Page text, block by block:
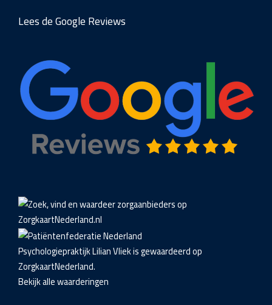
Lees de Google Reviews
Psychologiepraktijk Lilian Vliekis gewaardeerd op
ZorgkaartNederland.
Bekijk alle waarderingen